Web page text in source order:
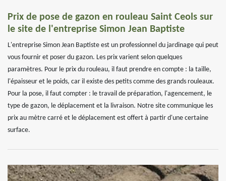
Prix de pose de gazon en rouleau Saint Ceols sur
le site de l'entreprise Simon Jean Baptiste
L'entreprise Simon Jean Baptiste est un professionnel du jardinage qui peut
vous fournir et poser du gazon. Les prix varient selon quelques
paramètres. Pour le prix du rouleau, il faut prendre en compte : la taille,
l'épaisseur et le poids, car il existe des petits comme des grands rouleaux.
Pour la pose, il faut compter : le travail de préparation, l'agencement, le
type de gazon, le déplacement et la livraison. Notre site communique les
prix au mètre carré et le déplacement est offert à partir d'une certaine
surface.